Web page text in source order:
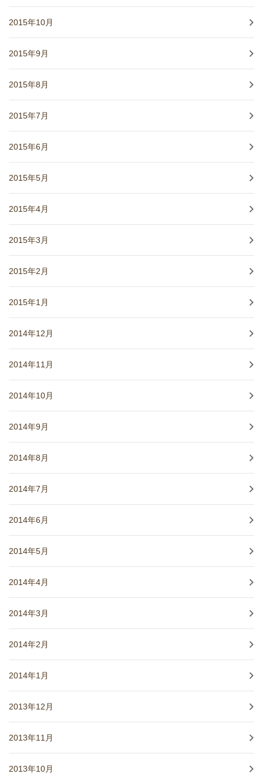
2015年10月
2015年9月
2015年8月
2015年7月
2015年6月
2015年5月
2015年4月
2015年3月
2015年2月
2015年1月
2014年12月
2014年11月
2014年10月
2014年9月
2014年8月
2014年7月
2014年6月
2014年5月
2014年4月
2014年3月
2014年2月
2014年1月
2013年12月
2013年11月
2013年10月